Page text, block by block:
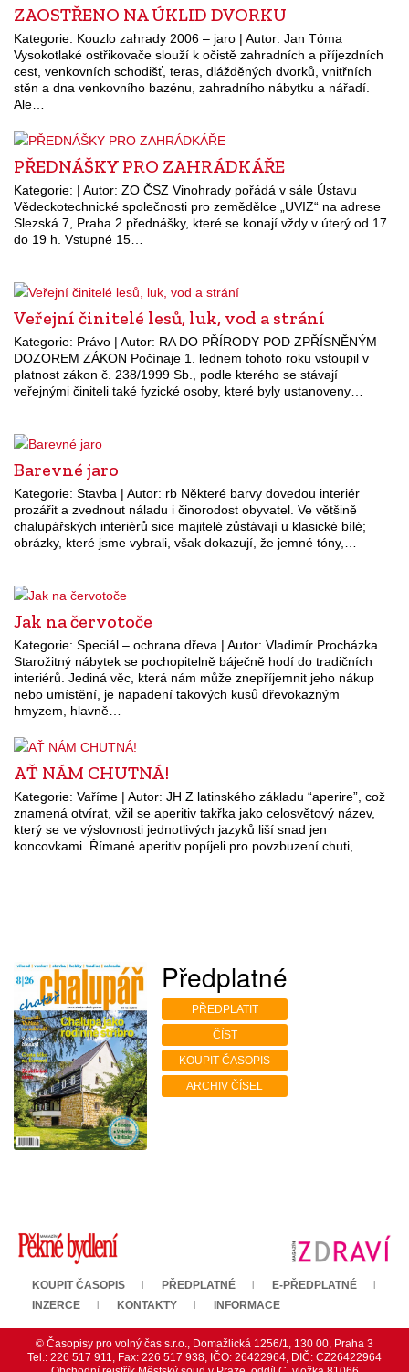
ZAOSTŘENO NA ÚKLID DVORKU
Kategorie: Kouzlo zahrady 2006 – jaro | Autor: Jan Tóma
Vysokotlaké ostřikovače slouží k očistě zahradních a příjezdních
cest, venkovních schodišť, teras, dlážděných dvorků, vnitřních
stěn a dna venkovního bazénu, zahradního nábytku a nářadí.
Ale…
PŘEDNÁŠKY PRO ZAHRÁDKÁŘE
Kategorie: | Autor: ZO ČSZ Vinohrady pořádá v sále Ústavu
Vědeckotechnické společnosti pro zemědělce „UVIZ“ na adrese
Slezská 7, Praha 2 přednášky, které se konají vždy v úterý od 17
do 19 h. Vstupné 15…
Veřejní činitelé lesů, luk, vod a strání
Kategorie: Právo | Autor: RA DO PŘÍRODY POD ZPŘÍSNĚNÝM
DOZOREM ZÁKON Počínaje 1. lednem tohoto roku vstoupil v
platnost zákon č. 238/1999 Sb., podle kterého se stávají
veřejnými činiteli také fyzické osoby, které byly ustanoveny…
Barevné jaro
Kategorie: Stavba | Autor: rb Některé barvy dovedou interiér
prozářit a zvednout náladu i činorodost obyvatel. Ve většině
chalupářských interiérů sice majitelé zůstávají u klasické bílé;
obrázky, které jsme vybrali, však dokazují, že jemné tóny,…
Jak na červotoče
Kategorie: Speciál – ochrana dřeva | Autor: Vladimír Procházka
Starožitný nábytek se pochopitelně báječně hodí do tradičních
interiérů. Jediná věc, která nám může znepříjemnit jeho nákup
nebo umístění, je napadení takových kusů dřevokazným
hmyzem, hlavně…
AŤ NÁM CHUTNÁ!
Kategorie: Vaříme | Autor: JH Z latinského základu “aperire”, což
znamená otvírat, vžil se aperitiv takřka jako celosvětový název,
který se ve výslovnosti jednotlivých jazyků liší snad jen
koncovkami. Římané aperitiv popíjeli pro povzbuzení chuti,…
Předplatné
PŘEDPLATIT
ČÍST
KOUPIT ČASOPIS
ARCHIV ČÍSEL
KOUPIT ČASOPIS PŘEDPLATNÉ
E-PŘEDPLATNÉ
INZERCE
KONTAKTY INFORMACE
© Časopisy pro volný čas s.r.o., Domažlická 1256/1, 130 00, Praha 3
Tel.: 226 517 911, Fax: 226 517 938, IČO: 26422964, DIČ: CZ26422964